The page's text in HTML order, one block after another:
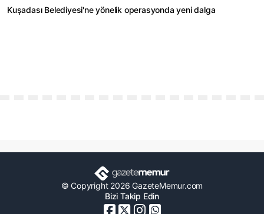
Kuşadası Belediyesi'ne yönelik operasyonda yeni dalga
© Copyright 2026 GazeteMemur.com
Bizi Takip Edin